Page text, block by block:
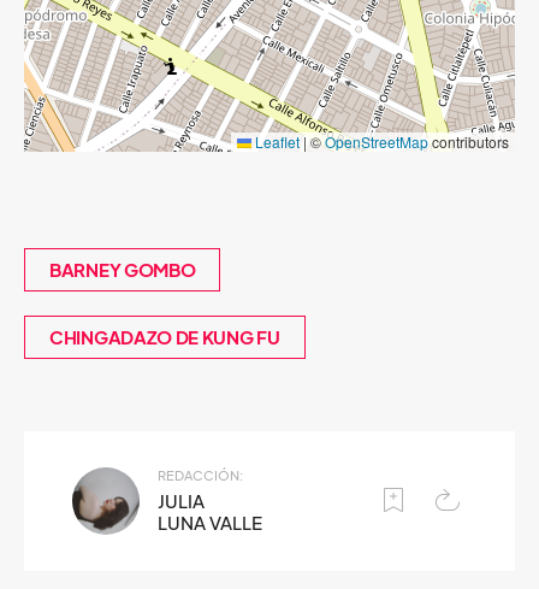
Leaflet| ©OpenStreetMapcontributors
BARNEY GOMBO
CHINGADAZO DE KUNG FU
REDACCIÓN:
JULIA
LUNA VALLE